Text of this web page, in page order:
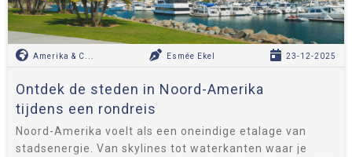
Amerika & C... Esmée Ekel 23-12-2025
Ontdek de steden in Noord-Amerika
tijdens een rondreis
Noord-Amerika voelt als een oneindige etalage van
stadsenergie. Van skylines tot waterkanten waar je